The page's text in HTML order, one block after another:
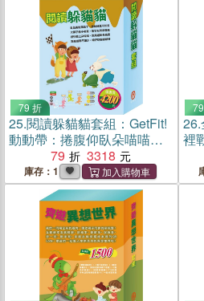
and Syllables
79 折
25.閱讀躲貓貓套組：GetFit!
動動帶：捲腹仰臥朵喵喵＋
Get Fit!動動方程式＋晚安故
事：《龜兔賽跑》＋《獅子
與老鼠》
79 3318
庫存：1
26.
裡
《